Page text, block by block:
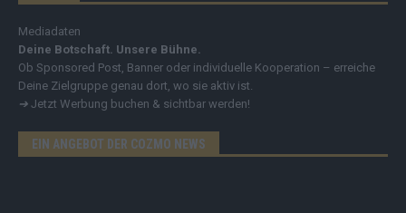
Mediadaten
Deine Botschaft. Unsere Bühne.
Ob Sponsored Post, Banner oder individuelle Kooperation – erreiche
Deine Zielgruppe genau dort, wo sie aktiv ist.
➔ Jetzt Werbung buchen & sichtbar werden!
EIN ANGEBOT DER COZMO NEWS